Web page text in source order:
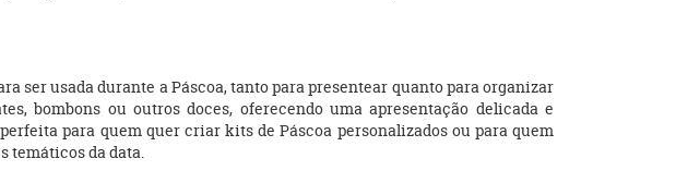
ser usada durante a Páscoa, tanto para presentear quanto para organizar
bombons ou outros doces, oferecendo uma apresentação delicada e
para quem quer criar kits de Páscoa personalizados ou para quem
temáticos da data.